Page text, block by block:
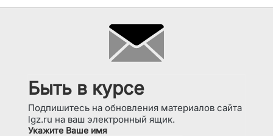
Быть в курсе
Подпишитесь на обновления материалов сайта
lgz.ru на ваш электронный ящик.
Укажите Ваше имя